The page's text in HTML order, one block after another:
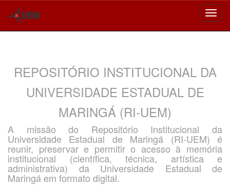
REPOSITÓRIO INSTITUCIONAL DA
UNIVERSIDADE ESTADUAL DE
MARINGÁ (RI-UEM)
A missão do Repositório Institucional da
Universidade Estadual de Maringá (RI-UEM) é
reunir, preservar e permitir o acesso à memória
institucional (científica, técnica, artística e
administrativa) da Universidade Estadual de
Maringá em formato digital.